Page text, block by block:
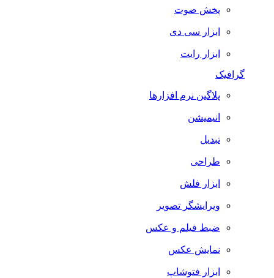
پخش صوت
ابزار سی دی
ابزار رایت
گرافیک
پلاگین نرم افزارها
انیمیشن
تبدیل
طراحی
ابزار فلش
ویرایشگر تصویر
ضبط فيلم و عكس
نمایش عکس
ابزار فتوشاپ